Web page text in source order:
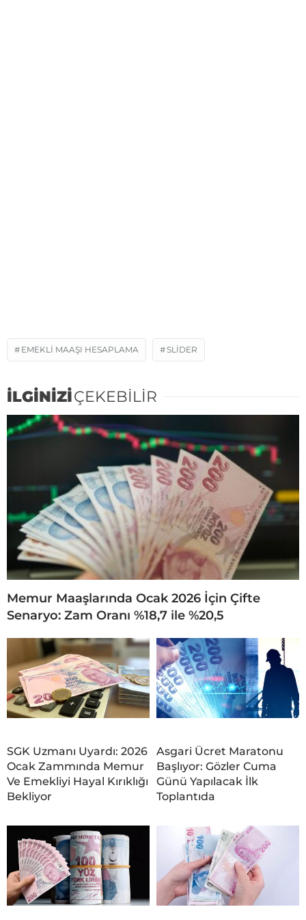
EMEKLI MAAŞI HESAPLAMA SLIDER
İLGİNİZİÇEKEBİLİR
Memur Maaşlarında Ocak 2026 İçin Çifte
Senaryo: Zam Oranı %18,7 ile %20,5
SGK Uzmanı Uyardı: 2026
Ocak Zammında Memur
Ve Emekliyi Hayal Kırıklığı
Bekliyor
Asgari Ücret Maratonu
Başlıyor: Gözler Cuma
Günü Yapılacak İlk
Toplantıda